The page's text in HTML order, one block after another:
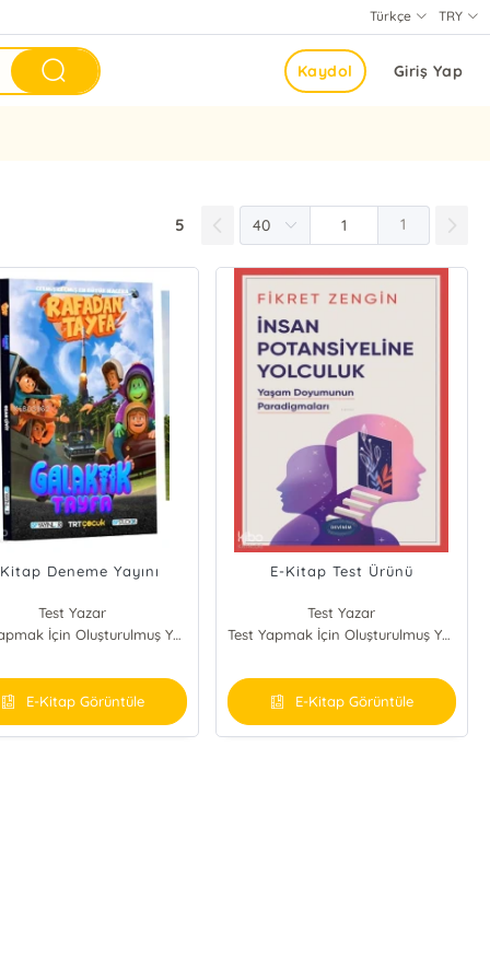
TRY
Türkçe
Giriş Yap
Kaydol
5 1
Deneme Yayını
Test Yazar
Test Yapmak İçin Oluşturulmuş Yayınevi
E-Kitap Görüntüle
E-Kitap Test Ürünü
Test Yazar
Test Yapmak İçin Oluşturulmuş Yayınevi
E-Kitap Görüntüle